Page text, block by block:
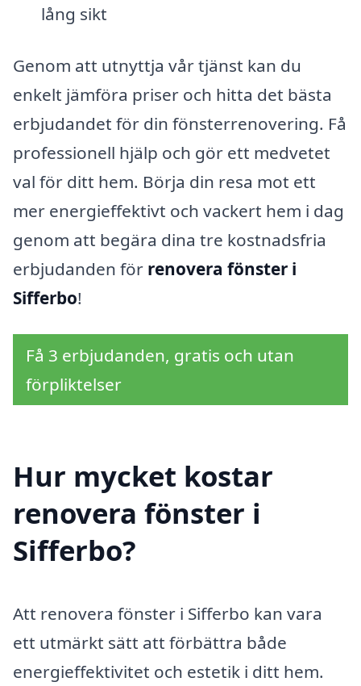
lång sikt
Genom att utnyttja vår tjänst kan du
enkelt jämföra priser och hitta det bästa
erbjudandet för din fönsterrenovering. Få
professionell hjälp och gör ett medvetet
val för ditt hem. Börja din resa mot ett
mer energieffektivt och vackert hem i dag
genom att begära dina tre kostnadsfria
erbjudanden för renovera fönster i
Sifferbo!
Få 3 erbjudanden, gratis och utan
förpliktelser
Hur mycket kostar
renovera fönster i
Sifferbo?
Att renovera fönster i Sifferbo kan vara
ett utmärkt sätt att förbättra både
energieffektivitet och estetik i ditt hem.